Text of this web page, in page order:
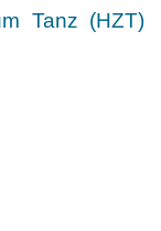
Tanz (HZT)